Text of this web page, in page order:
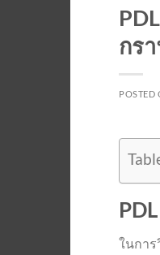
กร
POSTED
ในกา